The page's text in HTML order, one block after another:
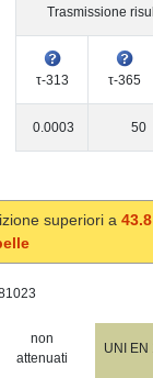
Trasmissione
τ-313 τ-365
0.0003 50
superiori a 43.8
non
attenuati
UNI EN